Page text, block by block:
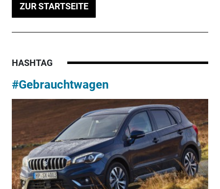
ZUR STARTSEITE
HASHTAG
#Gebrauchtwagen